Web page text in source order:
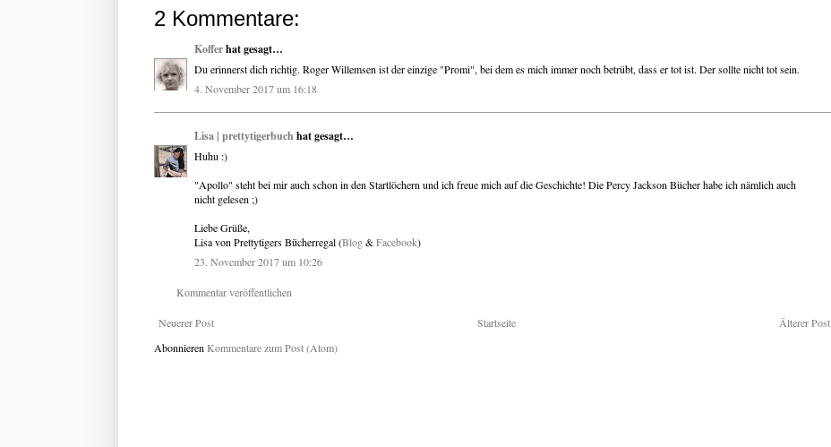
2 Kommentare:
Kofferhat gesagt…
Du erinnerst dich richtig. Roger Willemsen ist der einzige "Promi", bei dem es mich immer noch betrübt, dass er tot ist. Der sollte nicht tot sein.
4. November 2017 um 16:18
Lisa | prettytigerbuch hat gesagt…
Huhu :)
"Apollo" steht bei mir auch schon in den Startlöchern und ich freue mich auf die Geschichte! Die Percy Jackson Bücher habe ich nämlich auch
nicht gelesen ;)
Liebe Grüße,
Lisa von Prettytigers Bücherregal (Blog&Facebook)
23. November 2017 um 10:26
Kommentar veröffentlichen
Neuerer Post Älterer Post
Startseite
Abonnieren Kommentare zum Post (Atom)